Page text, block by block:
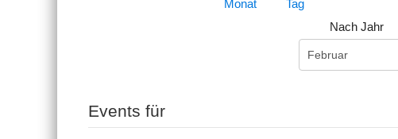
Nach Jahr
Events für